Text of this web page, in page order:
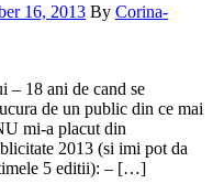
16, 2013 By Corina-
– 18 ani de cand se
de un public din ce mai
mi-a placut din
2013 (si imi pot da
5 editii): – […]